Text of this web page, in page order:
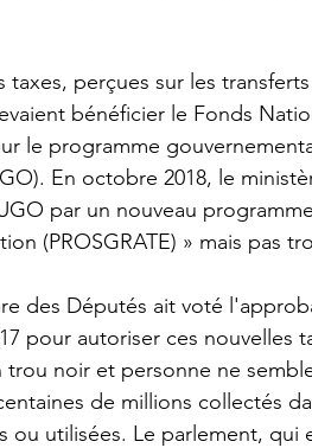
taxes, perçues sur les
bénéficier le Fonds
le programme
En octobre 2018, le
par un nouveau
(PROSGRATE) » mais pas
des Députés ait voté
pour autoriser ces nouvelles
trou noir et personne ne
de millions collectés
ou utilisées. Le parlement, qui